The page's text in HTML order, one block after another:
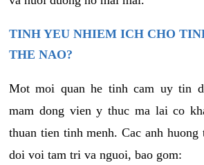
TINH YEU NHIEM ICH CHO
THE NAO?
Mot moi quan he tinh cam uy tin
mam dong vien y thuc ma lai co
thuan tien tinh menh. Cac anh
doi voi tam tri va nguoi, bao gom: